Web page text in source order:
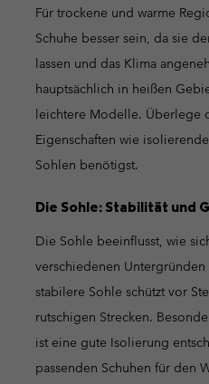
Für trockene und warme
Schuhe besser sein, da sie
lassen und das Klima
hauptsächlich in heißen
leichtere Modelle. Überlege
Eigenschaften wie
Sohlen benötigst.
Die Sohle: Stabilität und
Die Sohle beeinflusst, wie
verschiedenen
stabilere Sohle schützt vor
rutschigen Strecken.
ist eine gute Isolierung
passenden Schuhen für den